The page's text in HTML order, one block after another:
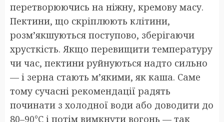
перетворюючись на ніжну, кремову масу.
Пектини, що скріплюють клітини,
розм’якшуються поступово, зберігаючи
хрусткість. Якщо перевищити температуру
чи час, пектини руйнуються надто сильно
— і зерна стають м’якими, як каша. Саме
тому сучасні рекомендації радять
починати з холодної води або доводити до
80–90°C і потім вимкнути вогонь — так